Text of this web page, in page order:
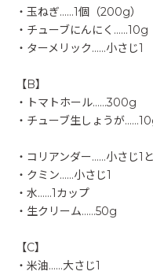
・玉ねぎ……1個（200g）
・チューブにんにく……10g
・ターメリック……小さじ1
【B】
・トマトホール……300g
・チューブ生しょうが
・コリアンダー……小さじ1
・クミン……小さじ1
・水……1カップ
・生クリーム……50g
【C】
・米油……大さじ1